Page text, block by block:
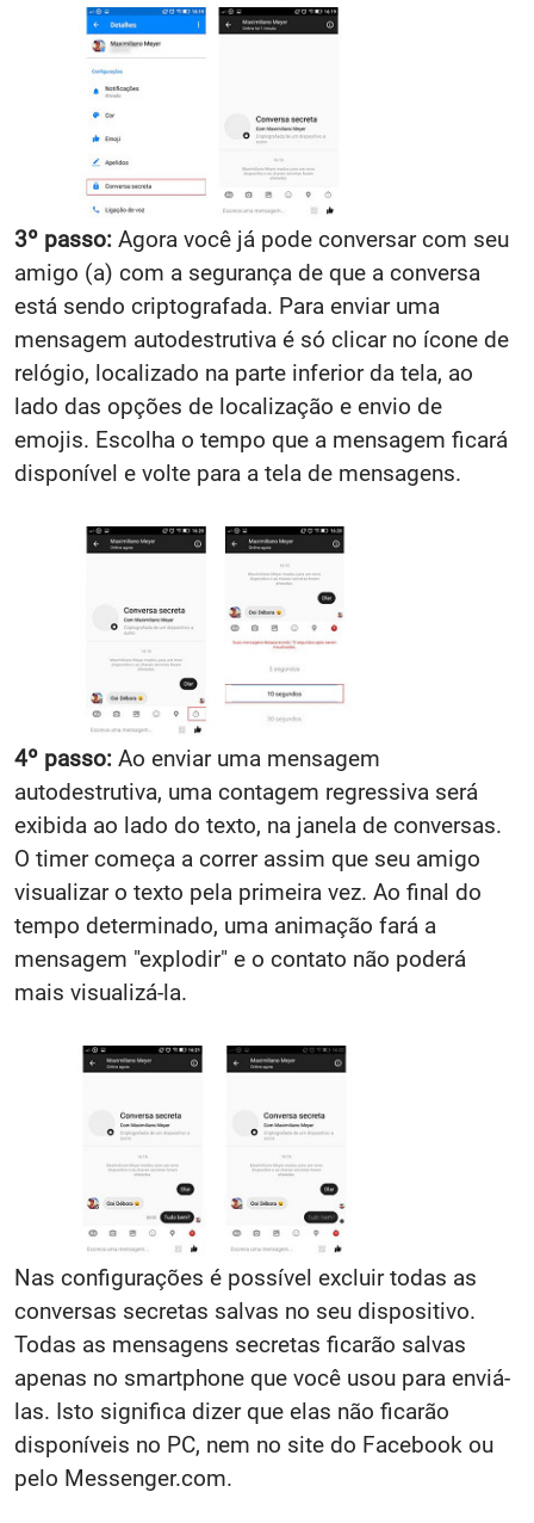
3º passo: Agora você já pode conversar com seu
amigo (a) com a segurança de que a conversa
está sendo criptografada. Para enviar uma
mensagem autodestrutiva é só clicar no ícone de
relógio, localizado na parte inferior da tela, ao
lado das opções de localização e envio de
emojis. Escolha o tempo que a mensagem ficará
disponível e volte para a tela de mensagens.
4º passo: Ao enviar uma mensagem
autodestrutiva, uma contagem regressiva será
exibida ao lado do texto, na janela de conversas.
O timer começa a correr assim que seu amigo
visualizar o texto pela primeira vez. Ao final do
tempo determinado, uma animação fará a
mensagem "explodir" e o contato não poderá
mais visualizá-la.
Nas configurações é possível excluir todas as
conversas secretas salvas no seu dispositivo.
Todas as mensagens secretas ficarão salvas
apenas no smartphone que você usou para enviá-
las. Isto significa dizer que elas não ficarão
disponíveis no PC, nem no site do Facebook ou
pelo Messenger.com.